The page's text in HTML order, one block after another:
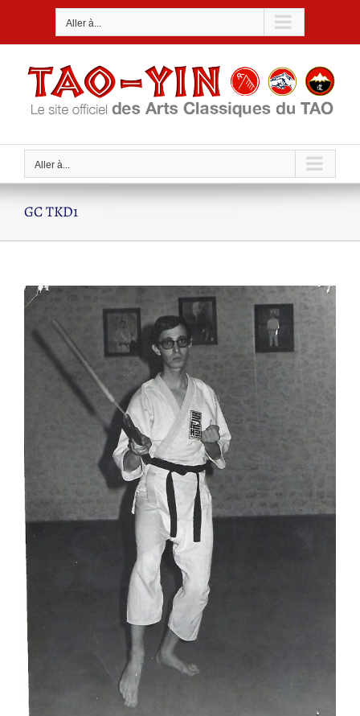
Aller à...
Aller à...
GC TKD1